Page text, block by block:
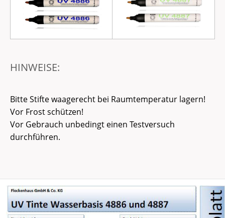
HINWEISE:
Bitte Stifte waagerecht bei Raumtemperatur lagern!
Vor Frost schützen!
Vor Gebrauch unbedingt einen Testversuch
durchführen.